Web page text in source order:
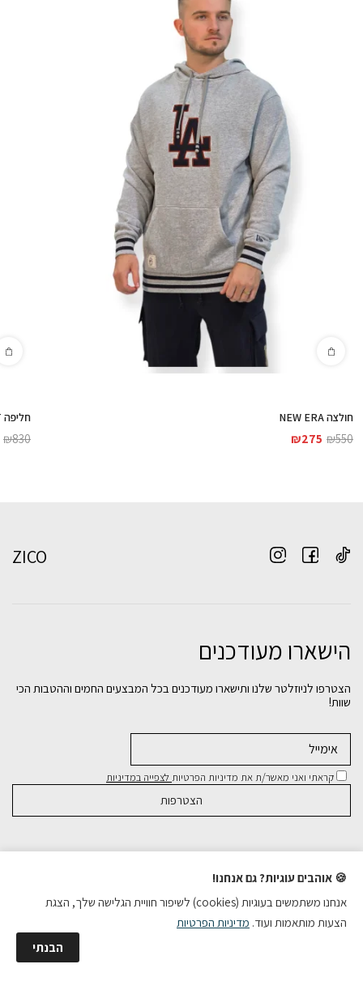
חולצה NEW ERA
₪550
₪275
חליפה NEW ERA MLB SET
₪830
ZICO
הישארו מעודכנים
הצטרפו לניוזלטר שלנו ותישארו מעודכנים בכל המבצעים החמים וההטבות הכי
שוות!
קראתי ואני מאשר/ת את מדיניות הפרטיות לצפייה במדיניות
קולקציות
מידע לקונה
🍪 אוהבים עוגיות? גם אנחנו!
אנחנו משתמשים בעוגיות (cookies) לשיפור חוויית הגלישה שלך, הצגת
הצעות מותאמות ועוד. מדיניות הפרטיות
הבנתי